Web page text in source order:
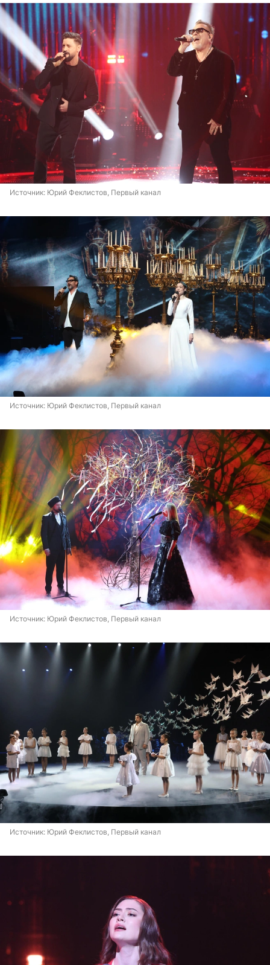
Источник: Юрий Феклистов, Первый канал
Источник: Юрий Феклистов, Первый канал
Источник: Юрий Феклистов, Первый канал
Источник: Юрий Феклистов, Первый канал